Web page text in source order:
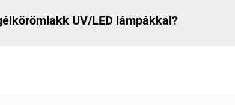
UV/LED lámpákkal?